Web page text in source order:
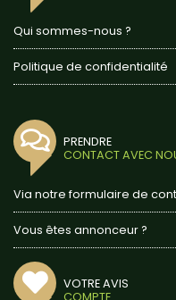
Qui sommes-nous ?
Politique de confidentialité
PRENDRE
CONTACT AVEC
Via notre formulaire de
Vous êtes annonceur ?
VOTRE AVIS
COMPTE